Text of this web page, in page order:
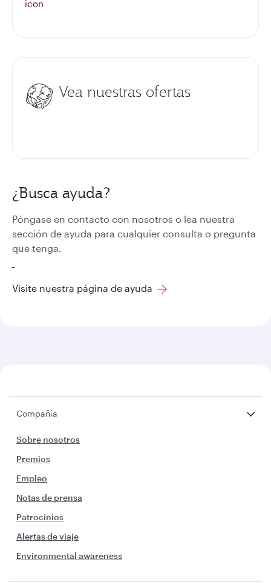
Vea nuestras ofertas
¿Busca ayuda?
Póngase en contacto con nosotros o lea nuestra
sección de ayuda para cualquier consulta o pregunta
que tenga.
Visite nuestra página de ayuda
Compañía
Sobre nosotros
Premios
Empleo
Notas de prensa
Patrocinios
Alertas de viaje
Environmental awareness